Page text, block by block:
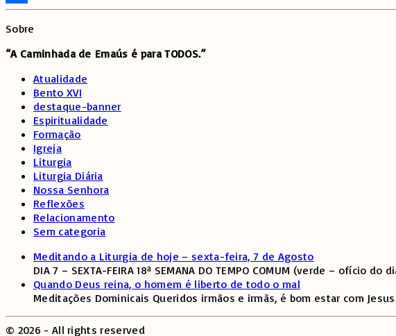
Share
Sobre
“A Caminhada de Emaús é para TODOS.”
Atualidade
Bento XVI
destaque-banner
Espiritualidade
Formação
Igreja
Liturgia
Liturgia Diária
Nossa Senhora
Reflexões
Relacionamento
Sem categoria
Meditando a Liturgia de hoje – sexta-feira, 7 de Agosto
DIA 7 – SEXTA-FEIRA 18ª SEMANA DO TEMPO COMUM (verde – ofício do
Quando Deus reina, o homem é liberto de todo o mal
Meditações Dominicais Queridos irmãos e irmãs, é bom estar com
© 2026 - All rights reserved